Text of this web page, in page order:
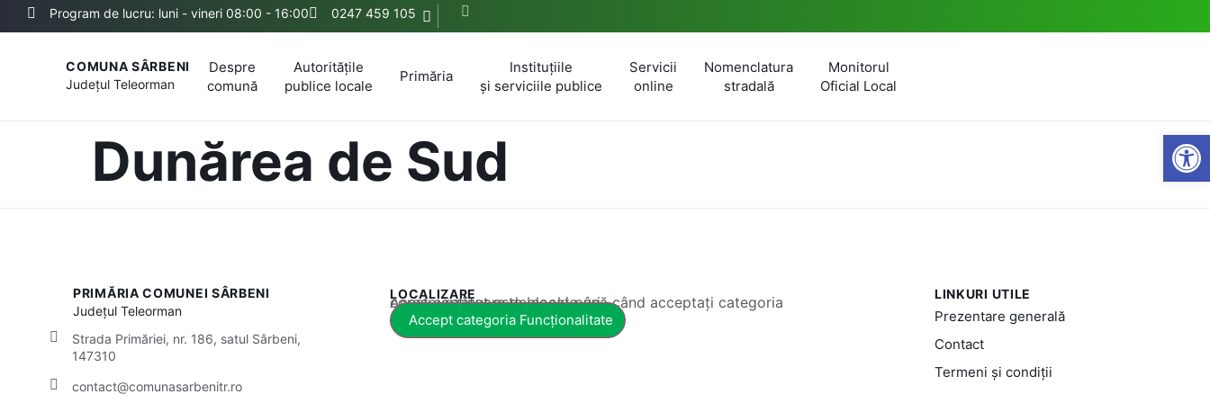
Program de lucru: luni - vineri 08:00 - 16:00 0247 459 105
COMUNA SÂRBENI
JudețulTeleorman
Despre
comună
Autoritățile
publice locale
Primăria
Instituțiile
și serviciile publice
Servicii
online
Nomenclatura
stradală
Monitorul
Oficial Local
Dunărea de Sud
PRIMĂRIA COMUNEI SÂRBENI
JudețulTeleorman
Strada Primăriei, nr. 186, satul Sârbeni,
147310
contact@comunasarbenitr.ro
LOCALIZARE
Acest conținut este blocat până când acceptați categoria corespunzătoare de cookie-uri.
Accept categoria Funcționalitate
LINKURI UTILE
Prezentare generală
Contact
Termeni și condiții